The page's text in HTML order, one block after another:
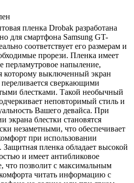
пленка Drobak разработана
для смартфона Samsung GT-
соответствует его размерам и
прорези. Пленка имеет
перламутровое напыление,
которому выключенный экран
переливается сверкающими
блестками. Такой необычный
неповторимый стиль и
Вашего девайса. При
экрана блестки становятся
незаметными, что обеспечивает
при использовании
Защитная пленка обладает высокой
и имеет антибликовое
что позволит с максимальным
читать информацию с